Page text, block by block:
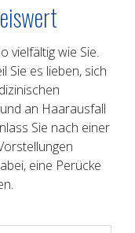
vielfältig wie Sie.
Sie es lieben, sich
an Haarausfall
Sie nach einer
eine Perücke